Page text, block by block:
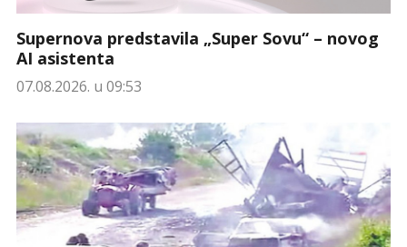
Supernova predstavila „Super Sovu“ – novog
AI asistenta
07.08.2026. u 09:53